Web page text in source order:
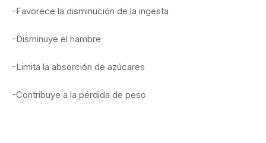
-Favorece la disminución de la ingesta
-Disminuye el hambre
-Limita la absorción de azúcares
-Contribuye a la pérdida de peso